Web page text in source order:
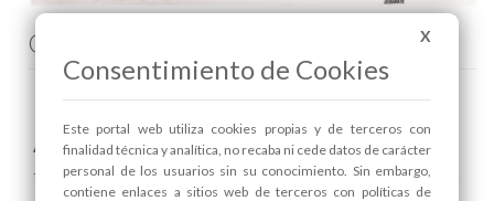
Comenta esta noticia en Facebook
Areas relacionadas:
Juventud
X
Consentimiento de Cookies
Este portal web utiliza cookies propias y de terceros con
finalidad técnica y analítica, no recaba ni cede datos de carácter
personal de los usuarios sin su conocimiento. Sin embargo,
contiene enlaces a sitios web de terceros con políticas de